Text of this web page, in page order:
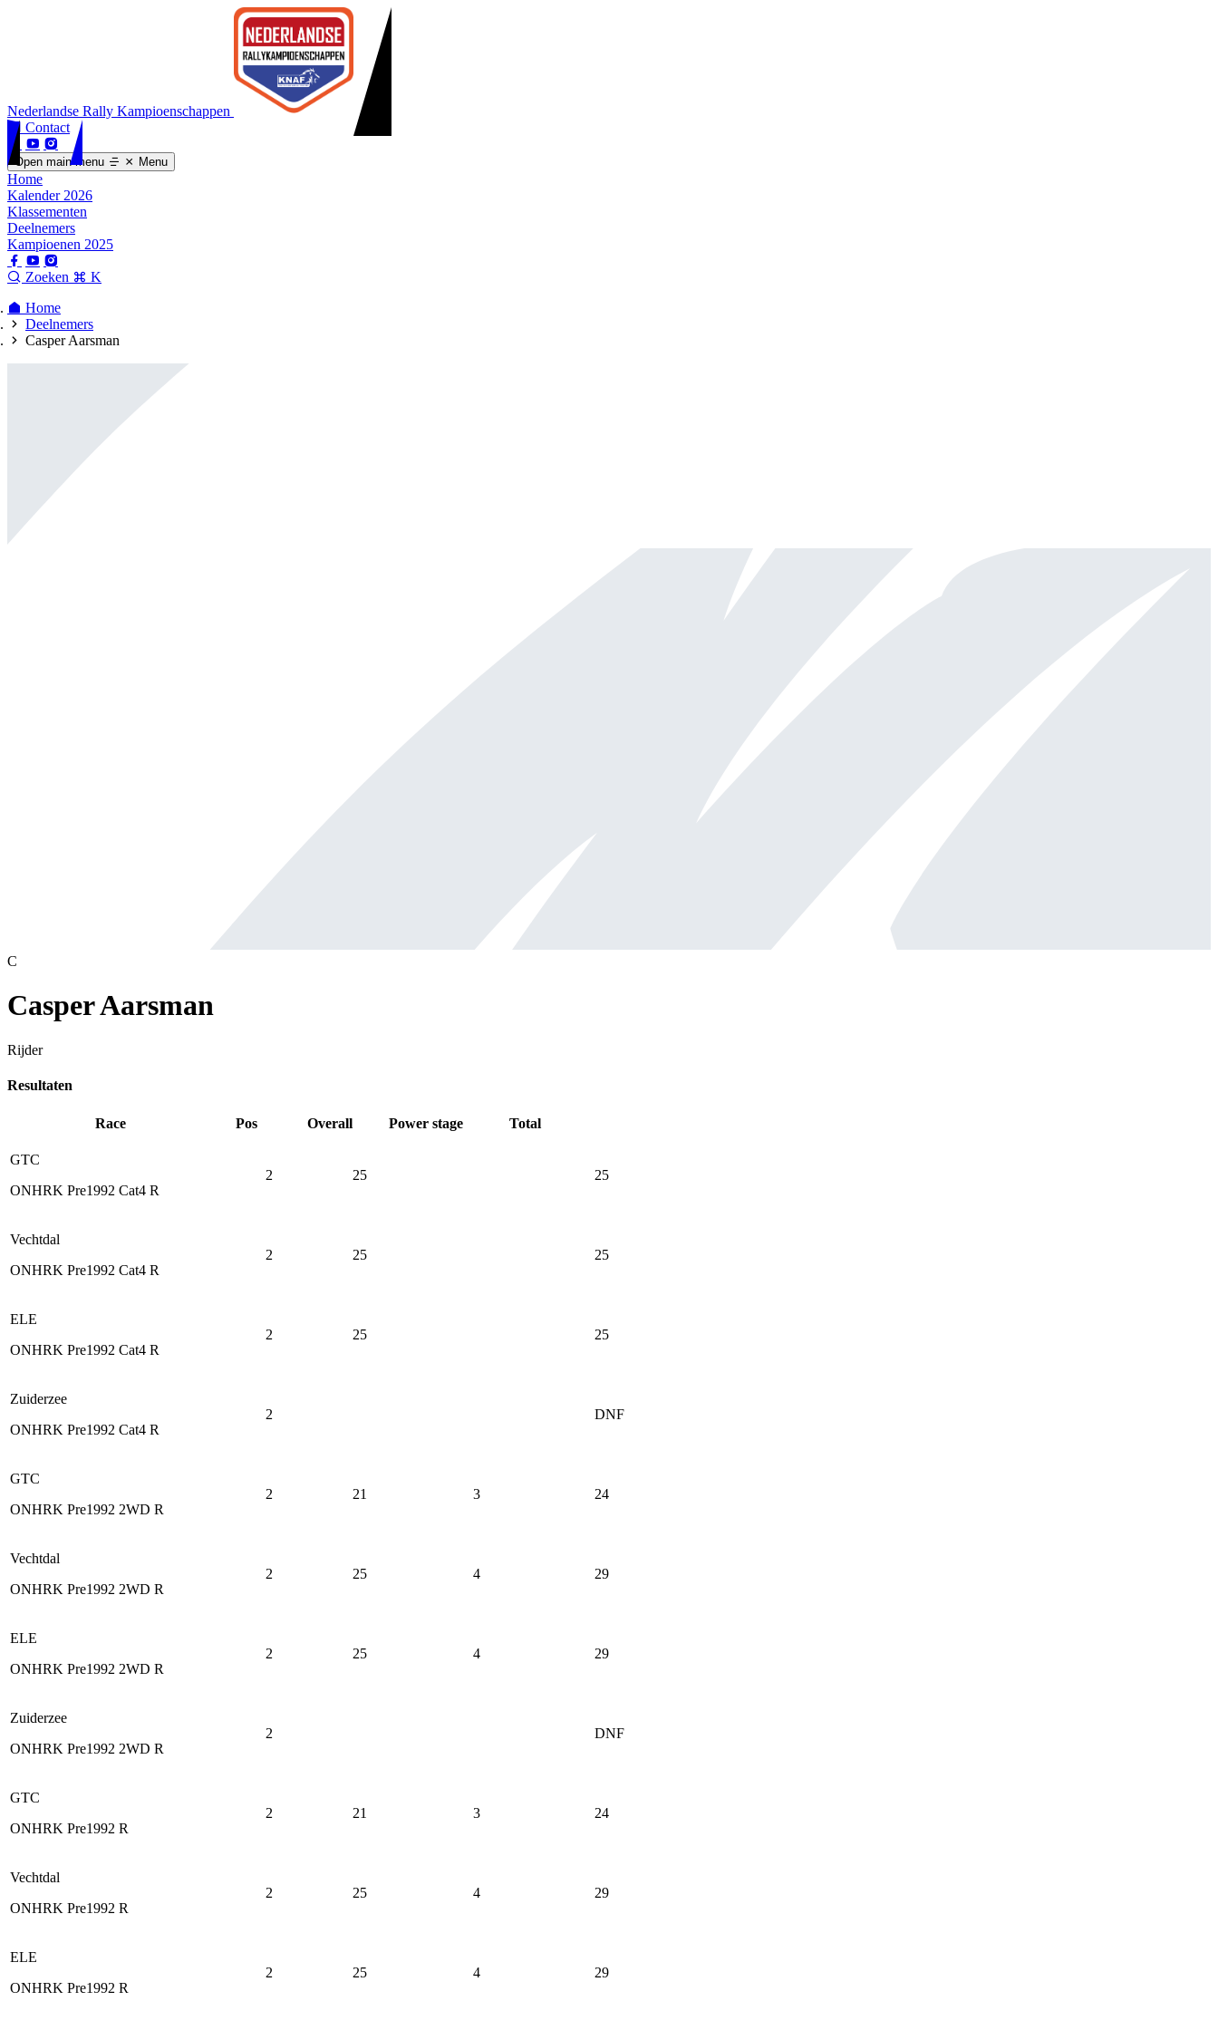
Nederlandse Rally Kampioenschappen
Contact
Open main menu Menu
Home
Kalender 2026
Klassementen
Deelnemers
Kampioenen 2025
Zoeken
K
Home
Deelnemers
Casper Aarsman
C
Casper Aarsman
Rijder
Resultaten
Race Pos Overall Power stage Total
GTC
ONHRK Pre1992 Cat4 R
2 25 25
Vechtdal
ONHRK Pre1992 Cat4 R
2 25 25
ELE
ONHRK Pre1992 Cat4 R
2 25 25
Zuiderzee
ONHRK Pre1992 Cat4 R
2 DNF
GTC
ONHRK Pre1992 2WD R
2 21 3 24
Vechtdal
ONHRK Pre1992 2WD R
2 25 4 29
ELE
ONHRK Pre1992 2WD R
2 25 4 29
Zuiderzee
ONHRK Pre1992 2WD R
2 DNF
GTC
ONHRK Pre1992 R
2 21 3 24
Vechtdal
ONHRK Pre1992 R
2 25 4 29
ELE
ONHRK Pre1992 R
2 25 4 29